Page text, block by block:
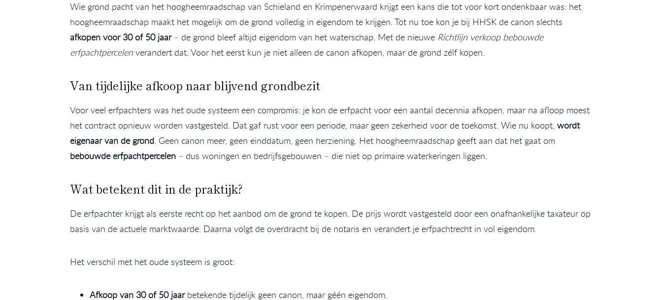
Wie grond pacht van het hoogheemraadschap van Schieland en Krimpenerwaard krijgt een kans die tot voor kort ondenkbaar was: het
hoogheemraadschap maakt het mogelijk om de grond volledig in eigendom te krijgen. Tot nu toe kon je bij HHSK de canon slechts
afkopen voor 30 of 50 jaar– de grond bleef altijd eigendom van het waterschap. Met de nieuwe Richtlijn verkoop bebouwde
erfpachtpercelen verandert dat. Voor het eerst kun je niet alleen de canon afkopen, maar de grond zélf kopen.
Van tijdelijke afkoop naar blijvend grondbezit
Voor veel erfpachters was het oude systeem een compromis: je kon de erfpacht voor een aantal decennia afkopen, maar na afloop moest
het contract opnieuw worden vastgesteld. Dat gaf rust voor een periode, maar geen zekerheid voor de toekomst. Wie nu koopt, wordt
eigenaar van de grond. Geen canon meer, geen einddatum, geen herziening. Het hoogheemraadschap geeft aan dat het gaat om
bebouwde erfpachtpercelen – dus woningen en bedrijfsgebouwen – die niet op primaire waterkeringen liggen.
Wat betekent dit in de praktijk?
De erfpachter krijgt als eerste recht op het aanbod om de grond te kopen. De prijs wordt vastgesteld door een onafhankelijke taxateur op
basis van de actuele marktwaarde. Daarna volgt de overdracht bij de notaris en verandert je erfpachtrecht in vol eigendom.
Het verschil met het oude systeem is groot:
Afkoop van 30 of 50 jaarbetekende tijdelijk geen canon, maar géén eigendom.